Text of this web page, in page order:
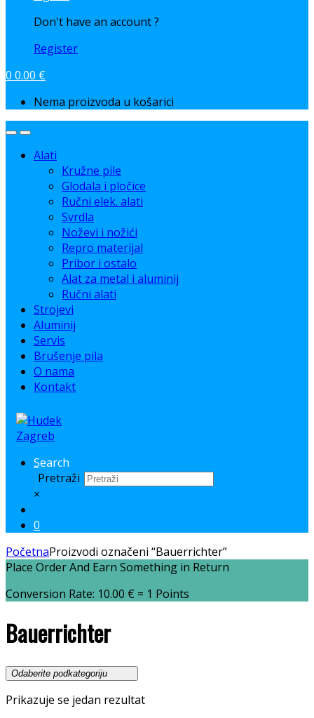
Don't have an account ?
Register
0 0.00 €
Nema proizvoda u košarici
Alati
Kružne pile
Glodala i pločice
Ručni elek. alati
Svrdla
Noževi i nožići
Repro materijal
Pribor i ostalo
Alat za metal i aluminij
Ručni alati
Strojevi
Aluminij
Servis
Brušenje pila
O nama
Kontakt
Search
Pretraži
×
0
PočetnaProizvodi označeni “Bauerrichter”
Place Order And Earn Something in Return
Conversion Rate: 10.00 € = 1 Points
Bauerrichter
Prikazuje se jedan rezultat